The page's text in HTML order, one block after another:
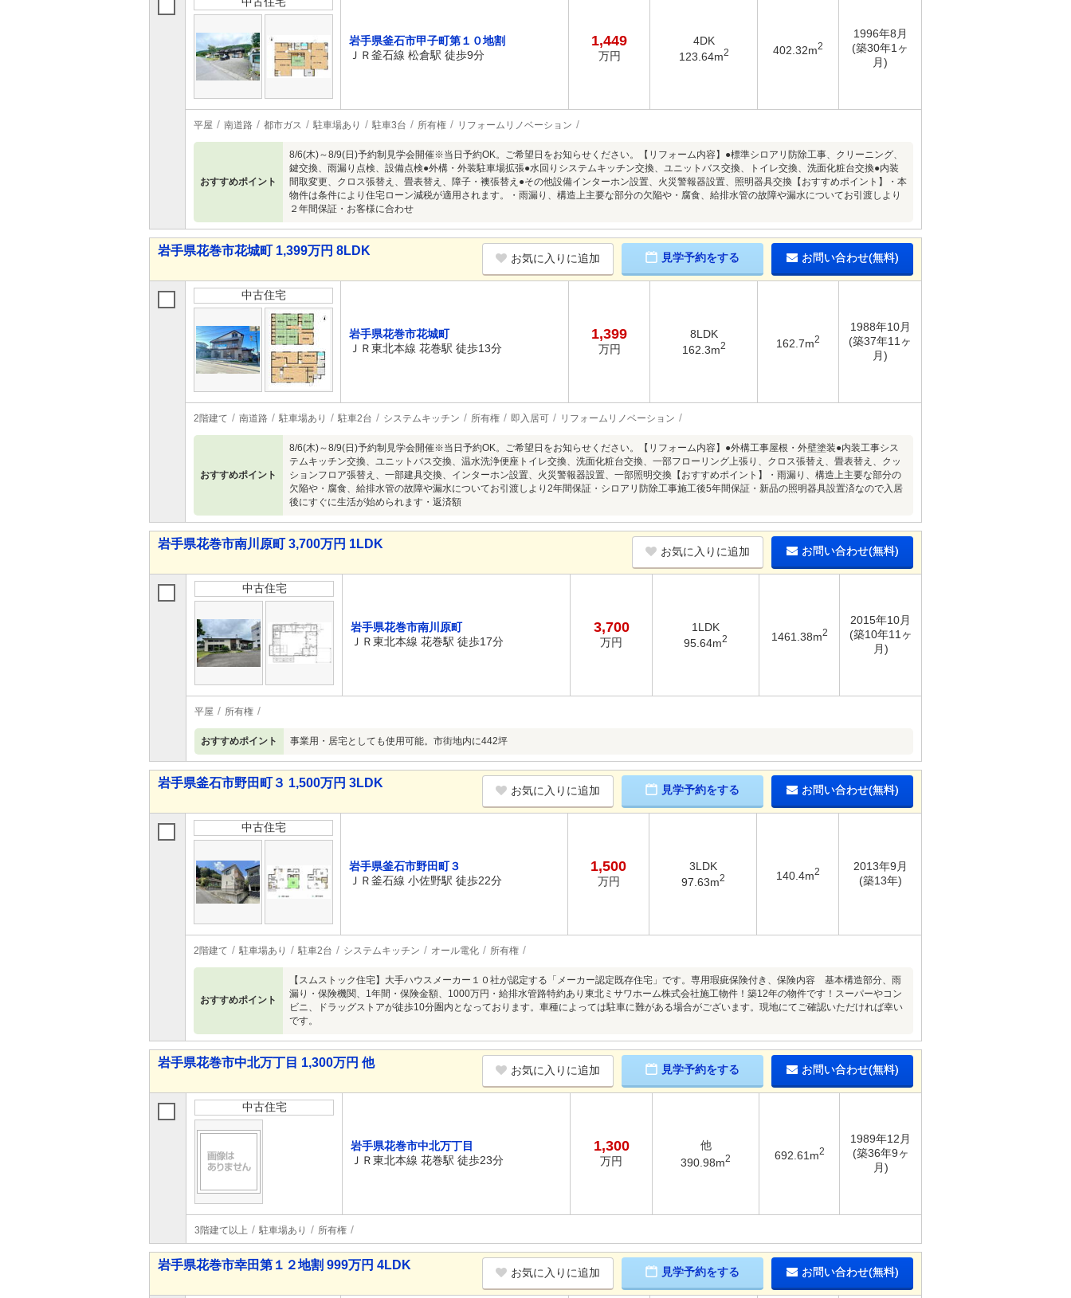
岩手県釜石市甲子町第１０地割
ＪＲ釜石線 松倉駅 徒歩9分
1,449
万円
4DK
123.64m2 402.32m2
1996年8月
(築30年1ヶ
月)
平屋 南道路 都市ガス 駐車場あり 駐車3台 所有権 リフォームリノベーション
おすすめポイント
8/6(木)～8/9(日)予約制見学会開催※当日予約OK。ご希望日をお知らせください。【リフォーム内容】●標準シロアリ防除工事、クリーニング、
鍵交換、雨漏り点検、設備点検●外構・外装駐車場拡張●水回りシステムキッチン交換、ユニットバス交換、トイレ交換、洗面化粧台交換●内装
間取変更、クロス張替え、畳表替え、障子・襖張替え●その他設備インターホン設置、火災警報器設置、照明器具交換【おすすめポイント】・本
物件は条件により住宅ローン減税が適用されます。・雨漏り、構造上主要な部分の欠陥や・腐食、給排水管の故障や漏水についてお引渡しより
２年間保証・お客様に合わせ
岩手県花巻市花城町 1,399万円 8LDK
お気に入りに追加 見学予約をする お問い合わせ(無料)
中古住宅
岩手県花巻市花城町
ＪＲ東北本線 花巻駅 徒歩13分
1,399
万円
8LDK
162.3m2 162.7m2
1988年10月
(築37年11ヶ
月)
2階建て 南道路 駐車場あり 駐車2台 システムキッチン 所有権 即入居可 リフォームリノベーション
おすすめポイント
8/6(木)～8/9(日)予約制見学会開催※当日予約OK。ご希望日をお知らせください。【リフォーム内容】●外構工事屋根・外壁塗装●内装工事シス
テムキッチン交換、ユニットバス交換、温水洗浄便座トイレ交換、洗面化粧台交換、一部フローリング上張り、クロス張替え、畳表替え、クッ
ションフロア張替え、一部建具交換、インターホン設置、火災警報器設置、一部照明交換【おすすめポイント】・雨漏り、構造上主要な部分の
欠陥や・腐食、給排水管の故障や漏水についてお引渡しより2年間保証・シロアリ防除工事施工後5年間保証・新品の照明器具設置済なので入居
後にすぐに生活が始められます・返済額
岩手県花巻市南川原町 3,700万円 1LDK
お気に入りに追加 お問い合わせ(無料)
中古住宅
岩手県花巻市南川原町
ＪＲ東北本線 花巻駅 徒歩17分
3,700
万円
1LDK
95.64m2 1461.38m2
2015年10月
(築10年11ヶ
月)
平屋 所有権
おすすめポイント 事業用・居宅としても使用可能。市街地内に442坪
岩手県釜石市野田町３ 1,500万円 3LDK
お気に入りに追加 見学予約をする お問い合わせ(無料)
中古住宅
岩手県釜石市野田町３
ＪＲ釜石線 小佐野駅 徒歩22分
1,500
万円
3LDK
97.63m2 140.4m2
2013年9月
(築13年)
2階建て 駐車場あり 駐車2台 システムキッチン オール電化 所有権
おすすめポイント
【スムストック住宅】大手ハウスメーカー１０社が認定する「メーカー認定既存住宅」です。専用瑕疵保険付き、保険内容 基本構造部分、雨
漏り・保険機関、1年間・保険金額、1000万円・給排水管路特約あり東北ミサワホーム株式会社施工物件！築12年の物件です！スーパーやコン
ビニ、ドラッグストアが徒歩10分圏内となっております。車種によっては駐車に難がある場合がございます。現地にてご確認いただければ幸い
です。
岩手県花巻市中北万丁目 1,300万円 他
お気に入りに追加 見学予約をする お問い合わせ(無料)
中古住宅
岩手県花巻市中北万丁目
ＪＲ東北本線 花巻駅 徒歩23分
1,300
万円
他
390.98m2 692.61m2
1989年12月
(築36年9ヶ
月)
3階建て以上 駐車場あり 所有権
岩手県花巻市幸田第１２地割 999万円 4LDK
お気に入りに追加 見学予約をする お問い合わせ(無料)